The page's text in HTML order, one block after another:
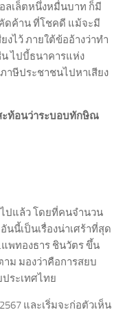
ลเล็ตหนึ่งหมื่นบาท ก็มี
ดค้าน ที่โชคดี แม้จะมี
งไว้ ภายใต้ข้ออ้างว่าทำ
น ไปบี้ธนาคารแห่ง
าษีประชาชนไปหาเสียง
ะท้อนว่าระบอบทักษิณ
ปแล้ว โดยที่คนจำนวน
นี้เป็นเรื่องน่าเศร้าที่สุด
แพทองธาร ชินวัตร ขึ้น
ม มองว่าคือการสยบ
ระเทศไทย
และเริ่มจะก่อตัวเห็น